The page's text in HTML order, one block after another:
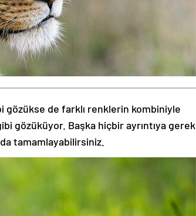
de farklı renklerin kombiniyle
gözüküyor. Başka hiçbir ayrıntıya gerek
tamamlayabilirsiniz.